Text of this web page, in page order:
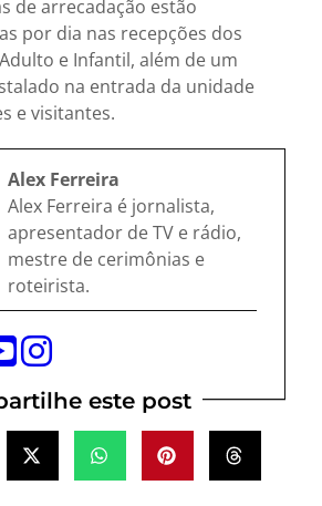
de arrecadação estão
por dia nas recepções dos
e Infantil, além de um
na entrada da unidade
e visitantes.
Alex Ferreira
Alex Ferreira é jornalista,
apresentador de TV e rádio,
mestre de cerimônias e
roteirista.
este post